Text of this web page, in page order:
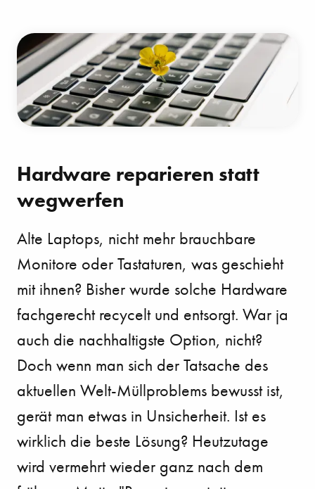
Hard­ware reparieren statt
wegwerfen
Alte Laptops, nicht mehr brauchbare
Monitore oder Tastaturen, was geschieht
mit ihnen? Bisher wurde solche Hardware
fachgerecht recycelt und entsorgt. War ja
auch die nachhaltigste Option, nicht?
Doch wenn man sich der Tatsache des
aktuellen Welt-Müllproblems bewusst ist,
gerät man etwas in Unsicherheit. Ist es
wirklich die beste Lösung? Heutzutage
wird vermehrt wieder ganz nach dem